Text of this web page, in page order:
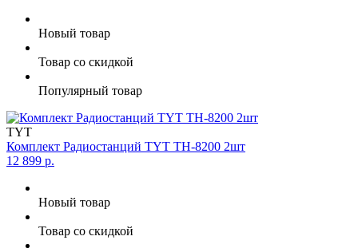
Новый товар
Товар со скидкой
Популярный товар
TYT
Комплект Радиостанций TYT TH-8200 2шт
12 899 р.
Новый товар
Товар со скидкой